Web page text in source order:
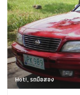
Hot!, รถมือสอง